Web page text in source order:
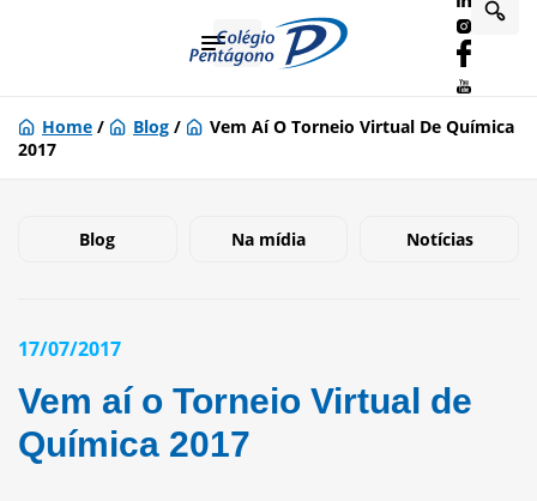
Home / Blog /
Vem Aí O Torneio Virtual De Química
2017
Blog Na mídia Notícias
17/07/2017
Vem aí o Torneio Virtual de
Química 2017